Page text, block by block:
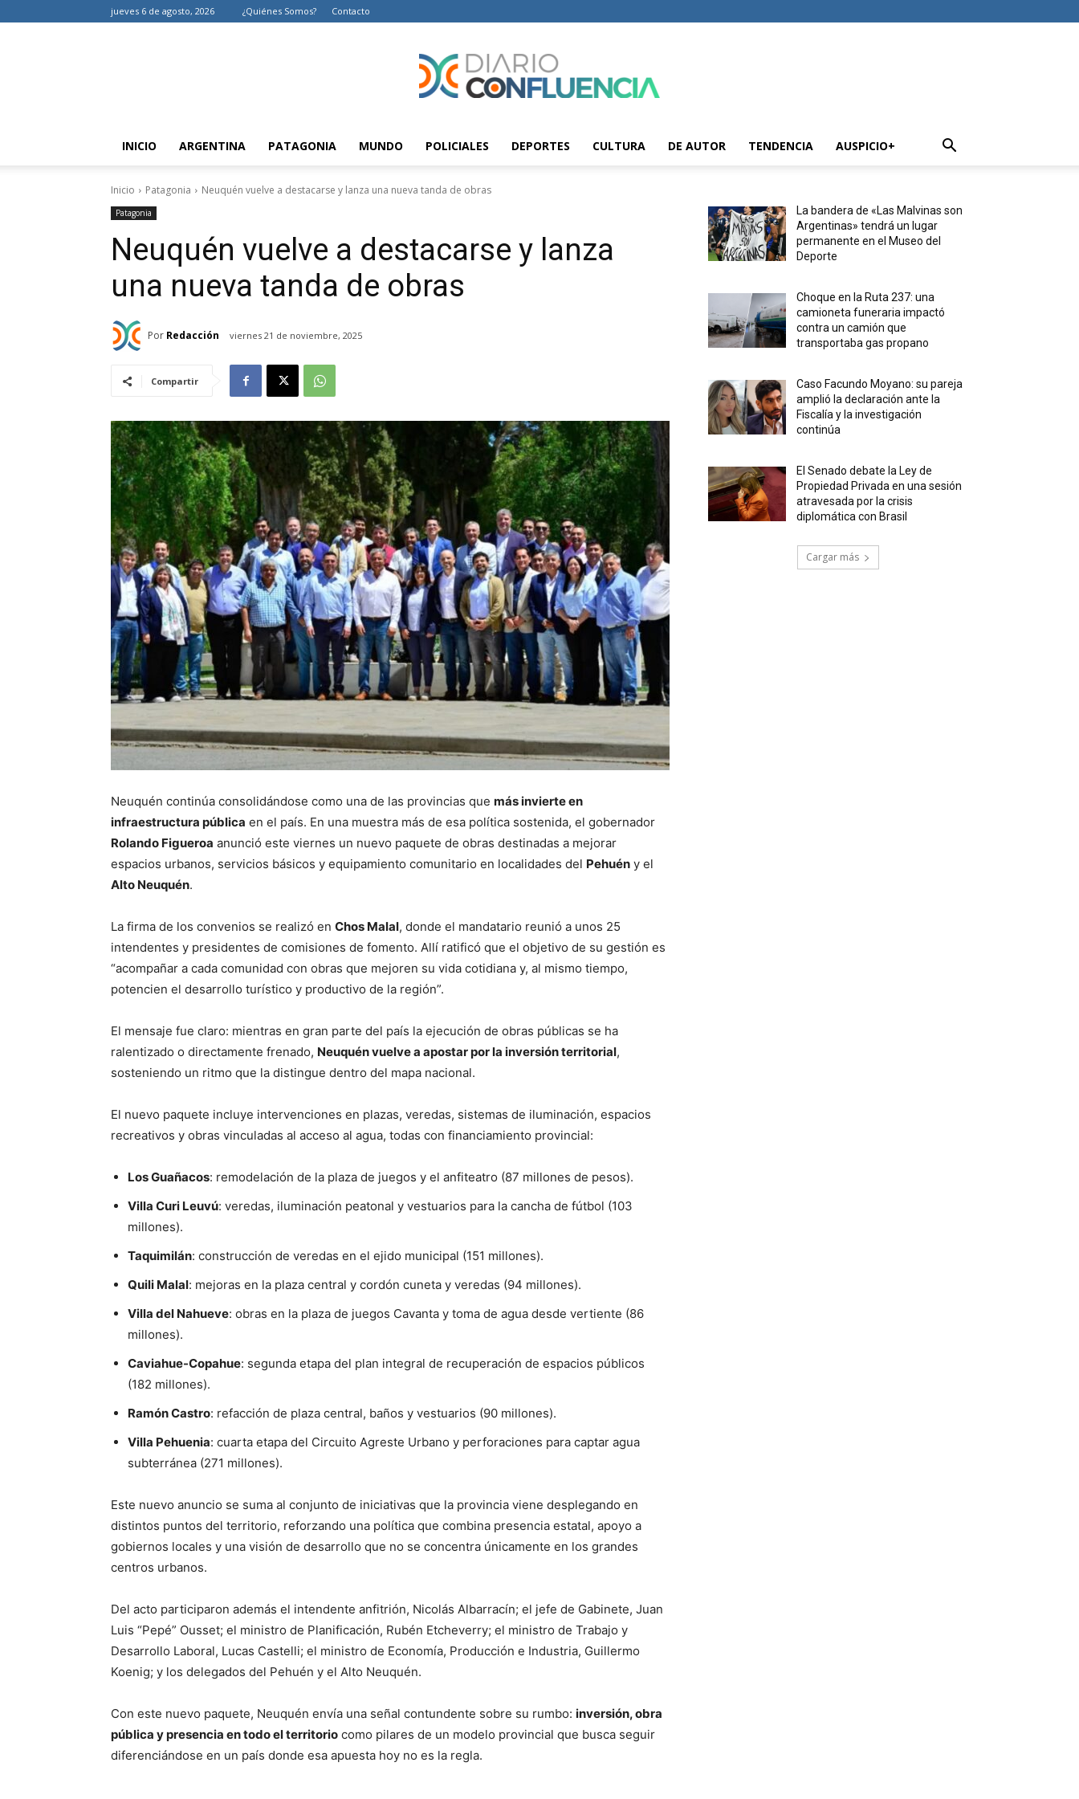
jueves 6 de agosto, 2026 ¿Quiénes Somos? Contacto
Diario
Confluencia
Noticias
de
Argentina
INICIO ARGENTINA PATAGONIA MUNDO POLICIALES DEPORTES CULTURA DE AUTOR TENDENCIA AUSPICIO+
Inicio Patagonia Neuquén vuelve a destacarse y lanza una nueva tanda de obras
Patagonia
Neuquén vuelve a destacarse y lanza
una nueva tanda de obras
Por Redacción viernes 21 de noviembre, 2025
Compartir
Neuquén continúa consolidándose como una de las provincias que más invierte en
infraestructura pública en el país. En una muestra más de esa política sostenida, el gobernador
Rolando Figueroa anunció este viernes un nuevo paquete de obras destinadas a mejorar
espacios urbanos, servicios básicos y equipamiento comunitario en localidades del Pehuén y el
Alto Neuquén.
La firma de los convenios se realizó en Chos Malal, donde el mandatario reunió a unos 25
intendentes y presidentes de comisiones de fomento. Allí ratificó que el objetivo de su gestión es
“acompañar a cada comunidad con obras que mejoren su vida cotidiana y, al mismo tiempo,
potencien el desarrollo turístico y productivo de la región”.
El mensaje fue claro: mientras en gran parte del país la ejecución de obras públicas se ha
ralentizado o directamente frenado, Neuquén vuelve a apostar por la inversión territorial,
sosteniendo un ritmo que la distingue dentro del mapa nacional.
El nuevo paquete incluye intervenciones en plazas, veredas, sistemas de iluminación, espacios
recreativos y obras vinculadas al acceso al agua, todas con financiamiento provincial:
Los Guañacos: remodelación de la plaza de juegos y el anfiteatro (87 millones de pesos).
Villa Curi Leuvú: veredas, iluminación peatonal y vestuarios para la cancha de fútbol (103
millones).
Taquimilán: construcción de veredas en el ejido municipal (151 millones).
Quili Malal: mejoras en la plaza central y cordón cuneta y veredas (94 millones).
Villa del Nahueve: obras en la plaza de juegos Cavanta y toma de agua desde vertiente (86
millones).
Caviahue-Copahue: segunda etapa del plan integral de recuperación de espacios públicos
(182 millones).
Ramón Castro: refacción de plaza central, baños y vestuarios (90 millones).
Villa Pehuenia: cuarta etapa del Circuito Agreste Urbano y perforaciones para captar agua
subterránea (271 millones).
Este nuevo anuncio se suma al conjunto de iniciativas que la provincia viene desplegando en
distintos puntos del territorio, reforzando una política que combina presencia estatal, apoyo a
gobiernos locales y una visión de desarrollo que no se concentra únicamente en los grandes
centros urbanos.
Del acto participaron además el intendente anfitrión, Nicolás Albarracín; el jefe de Gabinete, Juan
Luis “Pepé” Ousset; el ministro de Planificación, Rubén Etcheverry; el ministro de Trabajo y
Desarrollo Laboral, Lucas Castelli; el ministro de Economía, Producción e Industria, Guillermo
Koenig; y los delegados del Pehuén y el Alto Neuquén.
Con este nuevo paquete, Neuquén envía una señal contundente sobre su rumbo: inversión, obra
pública y presencia en todo el territorio como pilares de un modelo provincial que busca seguir
diferenciándose en un país donde esa apuesta hoy no es la regla.
La bandera de «Las Malvinas son
Argentinas» tendrá un lugar
permanente en el Museo del
Deporte
Choque en la Ruta 237: una
camioneta funeraria impactó
contra un camión que
transportaba gas propano
Caso Facundo Moyano: su pareja
amplió la declaración ante la
Fiscalía y la investigación
continúa
El Senado debate la Ley de
Propiedad Privada en una sesión
atravesada por la crisis
diplomática con Brasil
Cargar más